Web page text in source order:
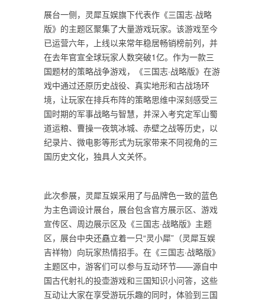
展台一侧，灵犀互娱旗下代表作《三国志·战略
版》的主题区聚集了大量游戏玩家。该游戏至今
已运营六年，上线以来常年稳居畅销榜前列，并
在去年官宣全球玩家人数突破1亿。作为一款三
国题材的策略战争游戏，《三国志·战略版》在游
戏中通过还原历史战役、真实地形和古战场环
境，让玩家在排兵布阵的策略思维中深刻感受三
国时期的军事战略与智慧，并深入考究定军山蜀
道运粮、曹操一夜筑冰城、赤壁之战等历史，以
纪录片、微电影等形式为玩家带来不同视角的三
国历史文化，独具人文关怀。
此次参展，灵犀互娱采用了与品牌色一致的蓝色
为主色调设计展台，展台包含官方展示区、游戏
宣传区、周边展示区及《三国志·战略版》主题
区，展台中央还矗立着一只“灵小犀”（灵犀互娱
吉祥物）向玩家热情招手。在《三国志·战略版》
主题区中，游客们可以参与互动环节——源自中
国古代射礼的投壶游戏和三国知识小问答，这些
互动让大家在享受游玩乐趣的同时，体验到三国